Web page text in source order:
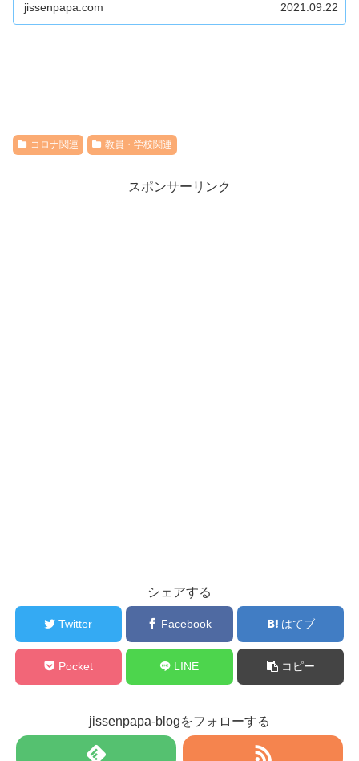
jissenpapa.com 2021.09.22
コロナ関連 教員・学校関連
スポンサーリンク
シェアする
Twitter Facebook はてブ
Pocket LINE コピー
jissenpapa-blogをフォローする